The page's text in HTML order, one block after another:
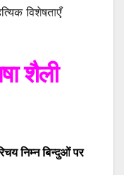
विशेषताएँ
शैली
निम्न बिन्दुओं पर